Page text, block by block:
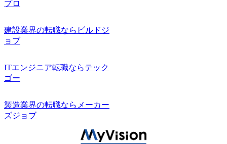
プロ
建設業界の転職ならビルドジ
ョブ
ITエンジニア転職ならテック
ゴー
製造業界の転職ならメーカー
ズジョブ